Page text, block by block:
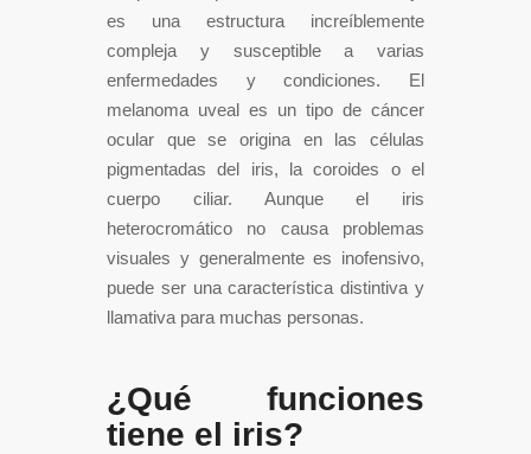
es una estructura increíblemente
compleja y susceptible a varias
enfermedades y condiciones. El
melanoma uveal es un tipo de cáncer
ocular que se origina en las células
pigmentadas del iris, la coroides o el
cuerpo ciliar. Aunque el iris
heterocromático no causa problemas
visuales y generalmente es inofensivo,
puede ser una característica distintiva y
llamativa para muchas personas.
¿Qué funciones
tiene el iris?